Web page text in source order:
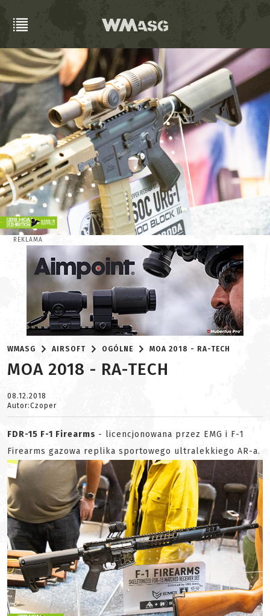
REKLAMA
WMASG AIRSOFT OGÓLNE MOA 2018 - RA-TECH
MOA 2018 - RA-TECH
08.12.2018
Autor:Czoper
FDR-15 F-1 Firearms - licencjonowana przez EMG i F-1
Firearms gazowa replika sportowego ultralekkiego AR-a.